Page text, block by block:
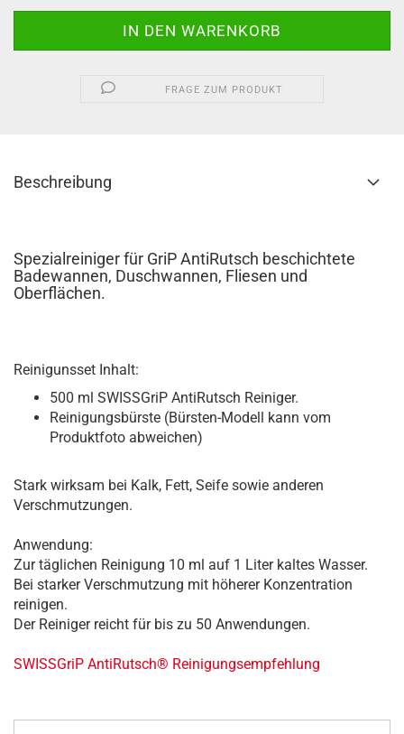
FRAGE ZUM PRODUKT
Beschreibung
Spezialreiniger für GriP AntiRutsch beschichtete
Badewannen, Duschwannen, Fliesen und
Oberflächen.
Reinigunsset Inhalt:
500 ml SWISSGriP AntiRutsch Reiniger.
Reinigungsbürste (Bürsten-Modell kann vom
Produktfoto abweichen)
Stark wirksam bei Kalk, Fett, Seife sowie anderen
Verschmutzungen.
Anwendung:
Zur täglichen Reinigung 10 ml auf 1 Liter kaltes Wasser.
Bei starker Verschmutzung mit höherer Konzentration
reinigen.
Der Reiniger reicht für bis zu 50 Anwendungen.
SWISSGriP AntiRutsch® Reinigungsempfehlung